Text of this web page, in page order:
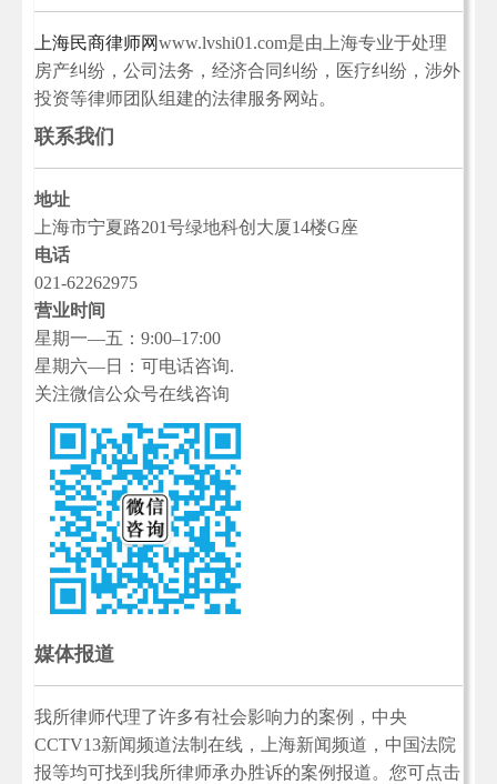
上海民商律师网www.lvshi01.com是由上海专业于处理
房产纠纷，公司法务，经济合同纠纷，医疗纠纷，涉外
投资等律师团队组建的法律服务网站。
联系我们
地址
上海市宁夏路201号绿地科创大厦14楼G座
电话
021-62262975
营业时间
星期一—五：9:00–17:00
星期六—日：可电话咨询.
关注微信公众号在线咨询
媒体报道
我所律师代理了许多有社会影响力的案例，中央
CCTV13新闻频道法制在线，上海新闻频道，中国法院
报等均可找到我所律师承办胜诉的案例报道。您可点击